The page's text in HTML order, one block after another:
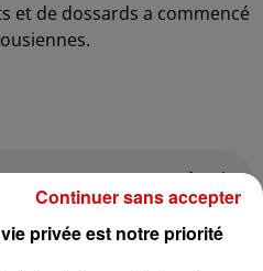
et de dossards a commencé
privée est notre priorité
Continuer sans accepter